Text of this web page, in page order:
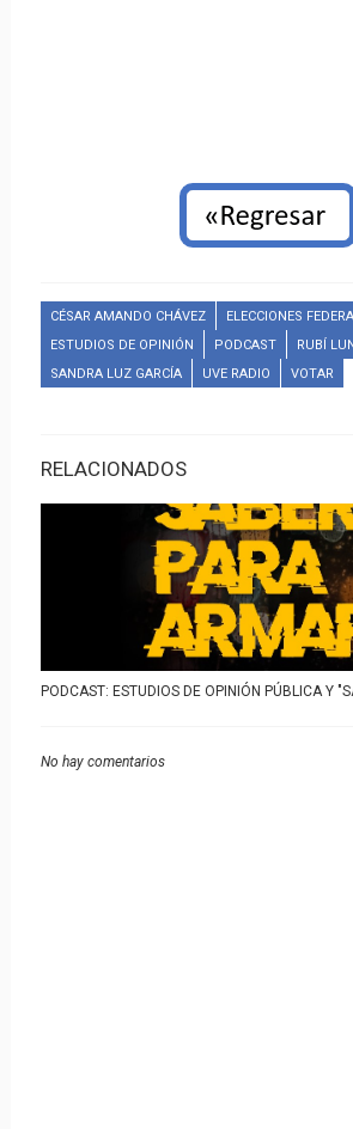
CÉSAR AMANDO CHÁVEZ
ELECCIONES
ESTUDIOS DE OPINIÓN
PODCAST
RUBÍ
SANDRA LUZ GARCÍA
UVE RADIO VOTAR
RELACIONADOS
PODCAST: ESTUDIOS DE OPINIÓN PÚBLICA Y
No hay comentarios